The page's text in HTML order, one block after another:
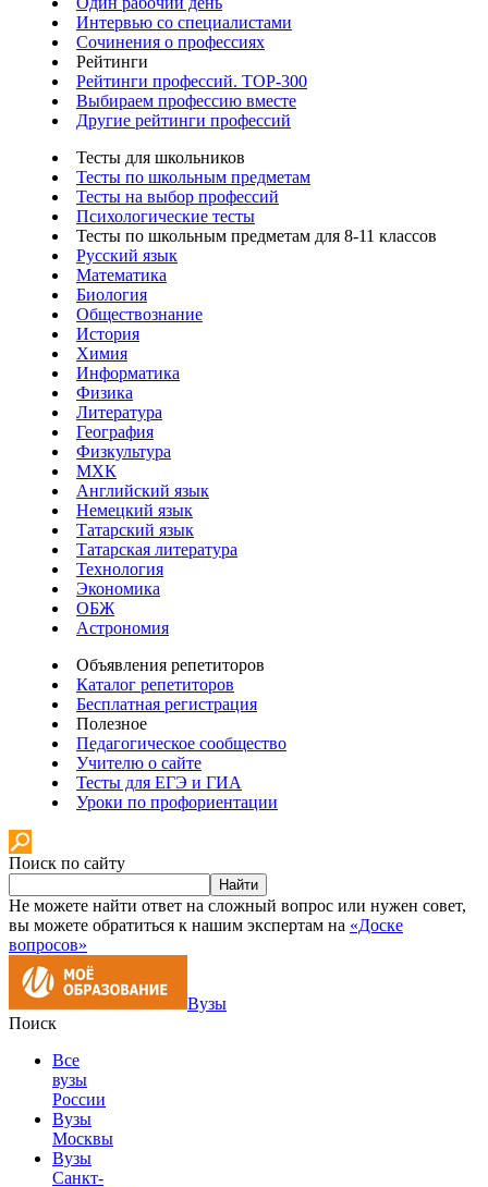
Интервью со специалистами
Сочинения о профессиях
Рейтинги
Рейтинги профессий. TOP-300
Выбираем профессию вместе
Другие рейтинги профессий
Тесты для школьников
Тесты по школьным предметам
Тесты на выбор профессий
Психологические тесты
Тесты по школьным предметам для 8-11 классов
Русский язык
Математика
Биология
Обществознание
История
Химия
Информатика
Физика
Литература
География
Физкультура
МХК
Английский язык
Немецкий язык
Татарский язык
Татарская литература
Технология
Экономика
ОБЖ
Астрономия
Объявления репетиторов
Каталог репетиторов
Бесплатная регистрация
Полезное
Педагогическое сообщество
Учителю о сайте
Тесты для ЕГЭ и ГИА
Уроки по профориентации
Поиск по сайту
Найти
Не можете найти ответ на сложный вопрос или нужен совет,
вы можете обратиться к нашим экспертам на «Доске
вопросов»
Вузы
Поиск
Все
вузы
России
Вузы
Москвы
Вузы
Санкт-